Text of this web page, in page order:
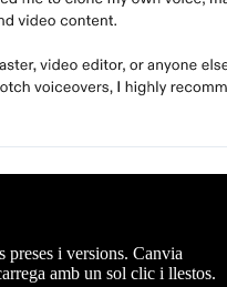
preses i versions. Canvia
amb un sol clic i llestos.